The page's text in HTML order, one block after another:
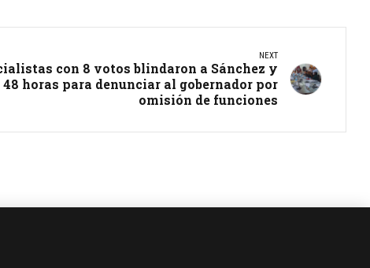
NEXT
con 8 votos blindaron a Sánchez y
horas para denunciar al gobernador por
omisión de funciones